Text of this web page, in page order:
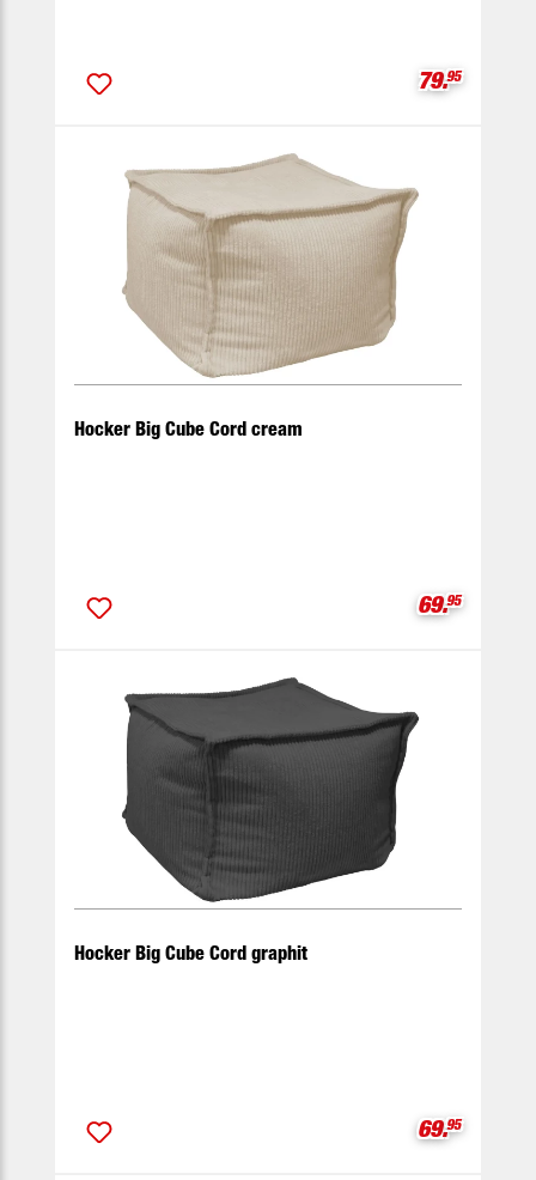
79.95
Hocker Big Cube Cord cream
69.95
Hocker Big Cube Cord graphit
69.95